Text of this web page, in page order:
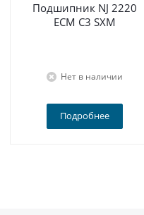
Подшипник NJ 2220
ECM C3 SXM
Нет в наличии
Подробнее